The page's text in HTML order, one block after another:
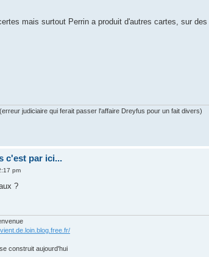
mais surtout Perrin a produit d'autres cartes, sur
judiciaire qui ferait passer l'affaire Dreyfus pour un fait divers)
c'est par ici...
pm
?
construit aujourd'hui